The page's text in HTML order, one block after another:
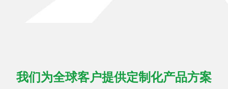
我们为全球客户提供定制化产品方案